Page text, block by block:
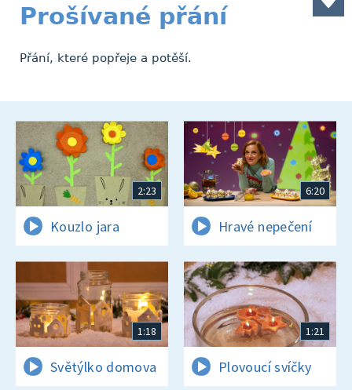
Prošívané přání
Přání, které popřeje a potěší.
2:23
Kouzlo jara
6:20
Hravé nepečení
1:18
Světýlko domova
1:21
Plovoucí svíčky